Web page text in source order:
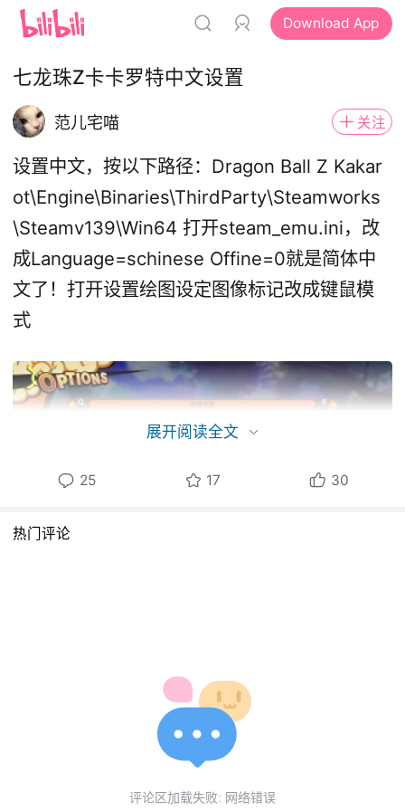
Download App
七龙珠Z卡卡罗特中文设置
范儿宅喵 关注
设置中文，按以下路径：Dragon Ball Z Kakar
ot\Engine\Binaries\ThirdParty\Steamworks
\Steamv139\Win64 打开steam_emu.ini，改
成Language=schinese Offine=0就是简体中
文了！打开设置绘图设定图像标记改成键鼠模
式
展开阅读全文
25 17 30
热门评论
评论区加载失败: 网络错误